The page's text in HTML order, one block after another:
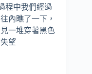
程中我們經過
內瞧了一下，
一堆穿著黑色
望